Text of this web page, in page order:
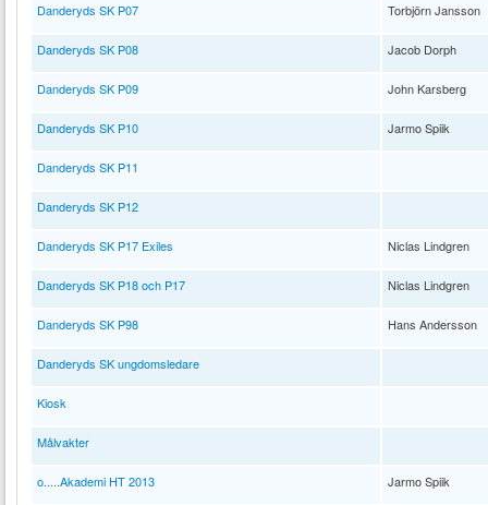
Danderyds SK P07 Torbjörn Jansson
Danderyds SK P08 Jacob Dorph
Danderyds SK P09 John Karsberg
Danderyds SK P10 Jarmo Spiik
Danderyds SK P11
Danderyds SK P12
Danderyds SK P17 Exiles Niclas Lindgren
Danderyds SK P18 och P17 Niclas Lindgren
Danderyds SK P98 Hans Andersson
Danderyds SK ungdomsledare
Kiosk
Målvakter
o.....Akademi HT 2013 Jarmo Spiik